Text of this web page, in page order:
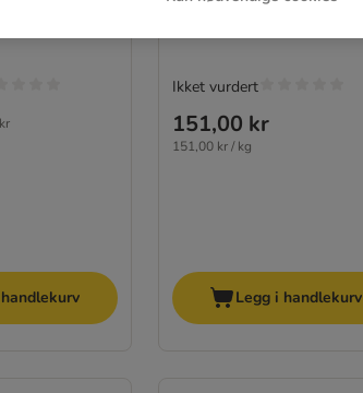
151,00 kr
151,00 kr / kg
Ikket vurdert
Legg i handlekurv